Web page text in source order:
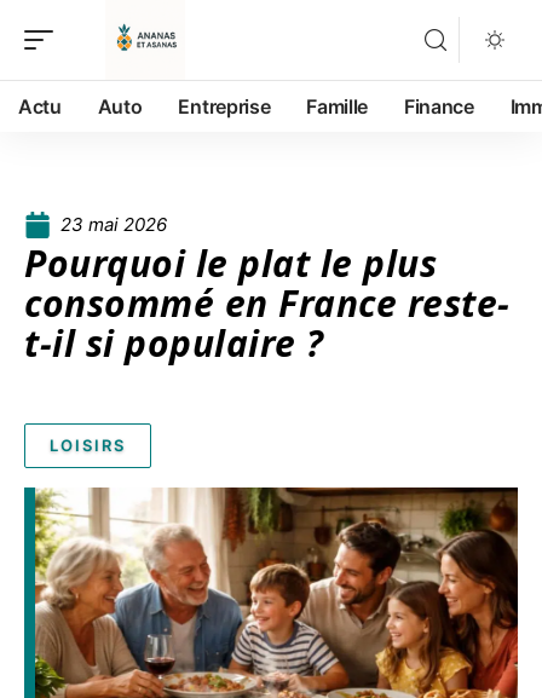
Actu Auto Entreprise Famille Finance
23 mai 2026
Pourquoi le plat le plus
consommé en France reste-
t-il si populaire ?
LOISIRS